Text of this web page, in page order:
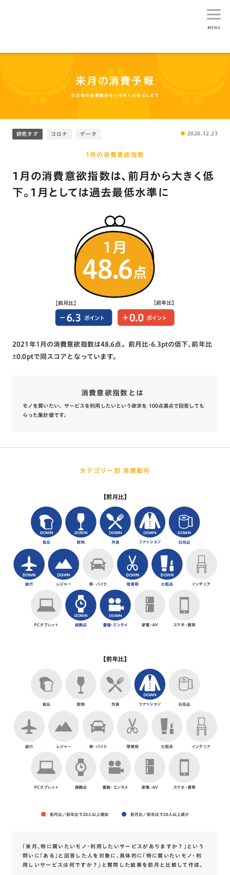
来月の消費予報
生活者の消費動向をいち早くお伝えします
研究タグ コロナ データ 2020.12.23
1月の消費意欲指数
1月の消費意欲指数は､前月から大きく低
下。1月としては過去最低水準に
2021年1月の消費意欲指数は48.6点。前月比-6.3ptの低下､前年比
±0.0ptで同スコアとなっています。
消費意欲指数とは
モノを買いたい、サービスを利用したいという欲求を 100点満点で回答しても
らった集計値です。
カテゴリー別 消費動向
前月比／前年比で20人以上増加 前月比／前年比で20人以上減少
「来月、特に買いたいモノ・利用したいサービスがありますか？」という
問いに「ある」と回答した人を対象に、具体的に「特に買いたいモノ・利
用しいサービスは何ですか？」と質問した結果を前月と比較して作成。